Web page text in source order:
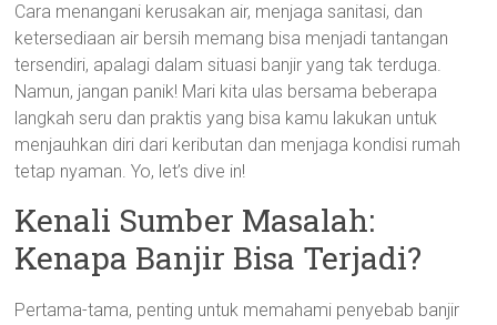
Cara menangani kerusakan air, menjaga sanitasi, dan
ketersediaan air bersih memang bisa menjadi tantangan
tersendiri, apalagi dalam situasi banjir yang tak terduga.
Namun, jangan panik! Mari kita ulas bersama beberapa
langkah seru dan praktis yang bisa kamu lakukan untuk
menjauhkan diri dari keributan dan menjaga kondisi rumah
tetap nyaman. Yo, let’s dive in!
Kenali Sumber Masalah:
Kenapa Banjir Bisa Terjadi?
Pertama-tama, penting untuk memahami penyebab banjir